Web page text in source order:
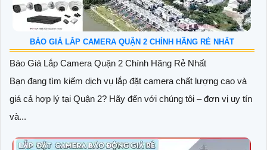
BÁO GIÁ LẮP CAMERA QUẬN 2 CHÍNH HÃNG RẺ NHẤT
Báo Giá Lắp Camera Quận 2 Chính Hãng Rẻ Nhất
Bạn đang tìm kiếm dịch vụ lắp đặt camera chất lượng cao và
giá cả hợp lý tại Quận 2? Hãy đến với chúng tôi – đơn vị uy tín
và...